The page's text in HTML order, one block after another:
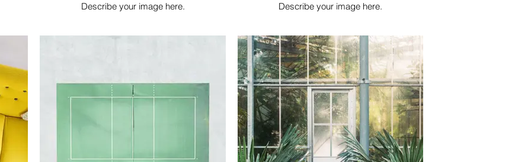
Describe your image here. Describe your image here.